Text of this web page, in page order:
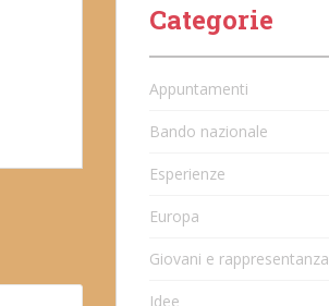
Categorie
Appuntamenti
Bando nazionale
Esperienze
Europa
Giovani e rappresentanza
Idee